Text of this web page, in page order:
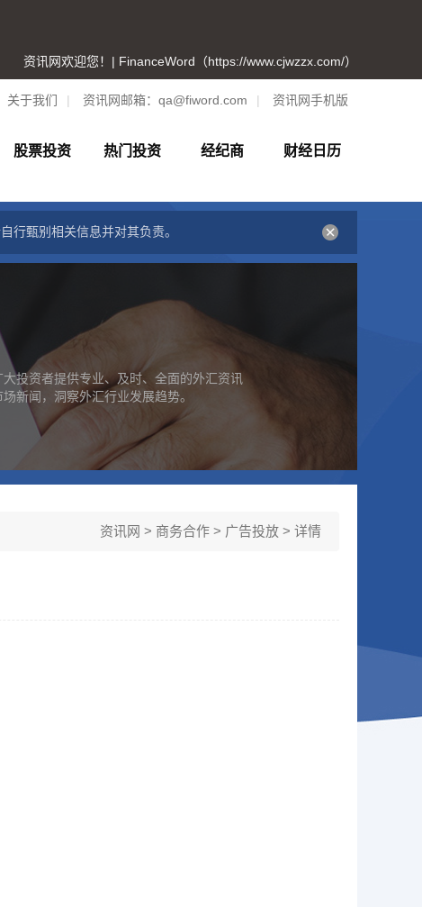
资讯网欢迎您！| FinanceWord（https://www.cjwzzx.com/）
关于我们 | 资讯网邮箱： qa@fiword.com | 资讯网手机版
股票投资 热门投资 经纪商 财经日历
行甄别相关信息并对其负责。
投资者提供专业、及时、全面的外汇资讯
新闻，洞察外汇行业发展趋势。
资讯网 > 商务合作 > 广告投放 > 详情